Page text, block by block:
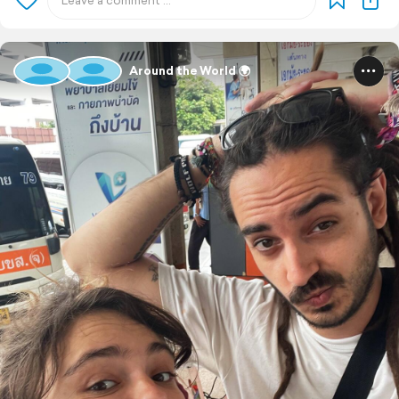
Around the World 🌍